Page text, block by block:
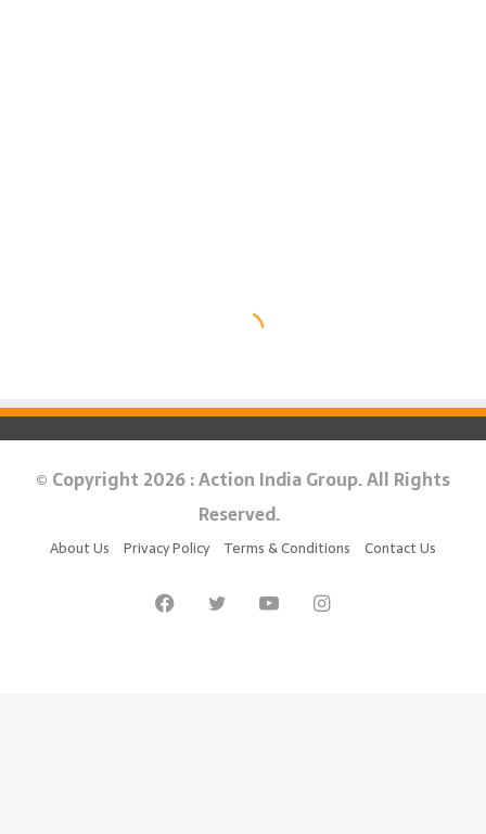
© Copyright 2026 : Action India Group. All Rights
Reserved.
About Us Privacy Policy Terms & Conditions Contact Us
FacebookTwitter YouTubeInstagram